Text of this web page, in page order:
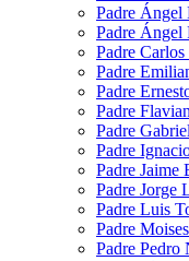
Padre Ángel
Padre Ángel
Padre
Padre
Padre
Padre
Padre
Padre
Padre Jaime
Padre Jorge
Padre Luis
Padre
Padre Pedro